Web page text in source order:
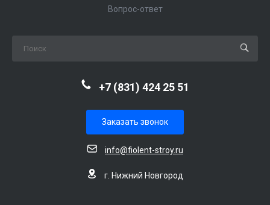
Вопрос-ответ
+7 (831) 424 25 51
Заказать звонок
info@fiolent-stroy.ru
г. Нижний Новгород